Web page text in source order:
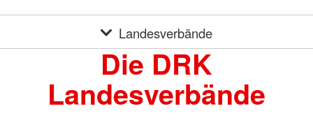
Landesverbände
Die DRK
Landesverbände